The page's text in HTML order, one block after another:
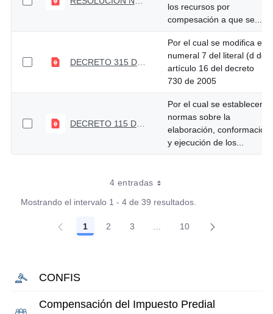
los recursos por
compesación a que se...
DECRETO 315 DEL 08 DE FEBRERO DE 2008
Por el cual se modifica el
numeral 7 del literal (d del
artículo 16 del decreto
730 de 2005
DECRETO 115 DEL 154 DE ENERO DE 1996
Por el cual se establecen
normas sobre la
elaboración, conformación
y ejecución de los...
4 entradas
Mostrando el intervalo 1 - 4 de 39 resultados.
Página
1 Página
2 Página
3 ...Páginas intermedias Use
Página
10
CONFIS
Compensación del Impuesto Predial